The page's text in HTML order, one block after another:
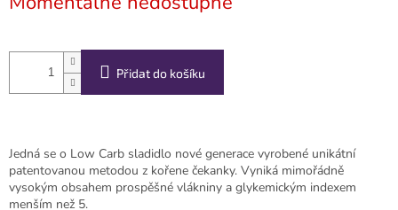
cena:
Přidat do košíku
Jedná se o Low Carb sladidlo nové generace vyrobené unikátní
patentovanou metodou z kořene čekanky. Vyniká mimořádně
vysokým obsahem prospěšné vlákniny a glykemickým indexem
menším než 5.